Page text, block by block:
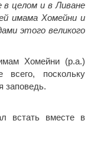
в целом и в Ливане
имама Хомейни и
этого великого
Хомейни (р.а.)
всего, поскольку
заповедь.
встать вместе в